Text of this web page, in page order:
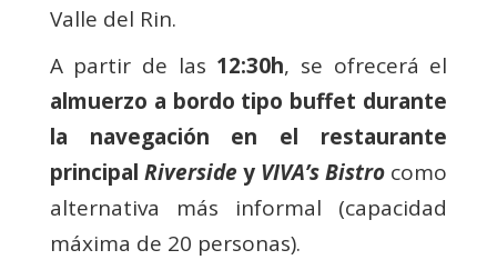
Valle del Rin.
A partir de las 12:30h, se ofrecerá el
almuerzo a bordo tipo buffet durante
la navegación en el restaurante
principal Riverside y VIVA’s Bistro como
alternativa más informal (capacidad
máxima de 20 personas).